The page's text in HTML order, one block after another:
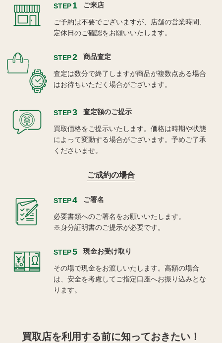
STEP1 ご来店
ご予約は不要でございますが、店舗の営業時間、
定休日のご確認をお願いいたします。
STEP2 商品査定
査定は数分で終了しますが商品が複数点ある場合
はお待ちいただく場合がございます。
STEP3 査定額のご提示
買取価格をご提示いたします。価格は時期や状態
によって変動する場合がございます。予めご了承
くださいませ。
ご成約の場合
STEP4 ご署名
必要書類へのご署名をお願いいたします。
※身分証明書のご提示が必要です。
STEP5 現金お受け取り
その場で現金をお渡しいたします。高額の場合
は、安全を考慮してご指定口座へお振り込みとな
ります。
買取店を利用する前に知っておきたい！